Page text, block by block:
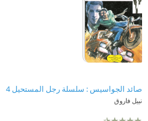
صائد الجواسيس : سلسلة رجل المستحيل 4
نبيل فاروق